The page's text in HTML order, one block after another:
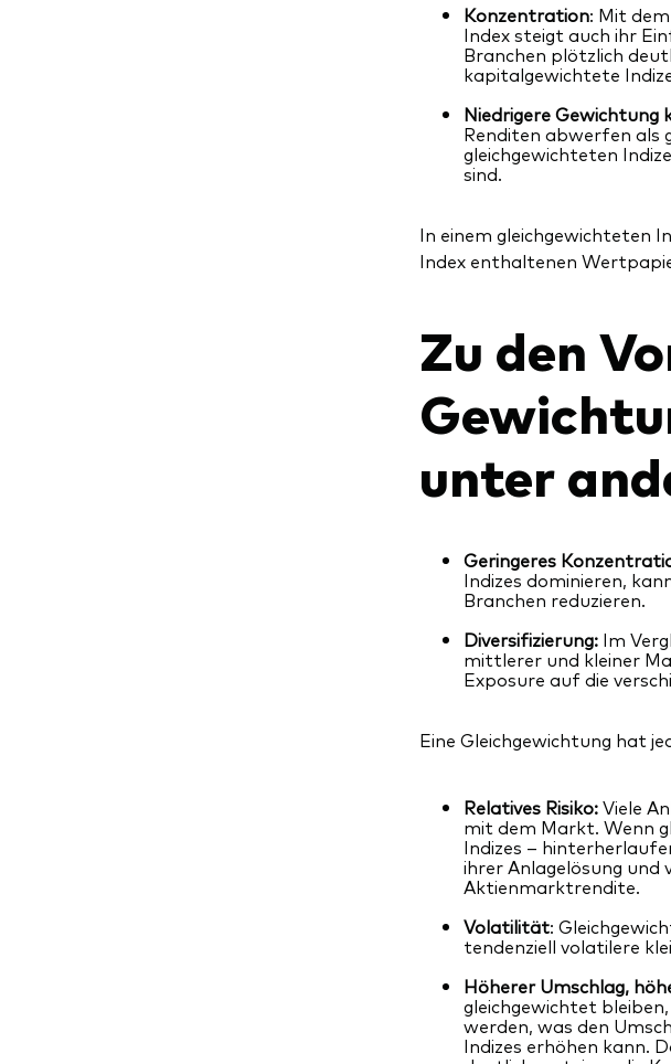
Konzentration: Mit
Index steigt auch ihr
Branchen plötzlich
kapitalgewichtete
Niedrigere Gewichtung
Renditen abwerfen als
gleichgewichteten
sind.
In einem gleichgewichteten
Index enthaltenen
Zu den
unter
Geringeres
Indizes dominieren,
Branchen reduzieren.
Diversifizierung:Im
mittlerer und kleiner
Exposure auf die
Eine Gleichgewichtung hat
Relatives Risiko:Viele
mit dem Markt. Wenn
Indizes –
ihrer Anlagelösung
Aktienmarktrendite.
Volatilität:
tendenziell volatilere
Höherer Umschlag,
gleichgewichtet
werden, was den
Indizes erhöhen kann.